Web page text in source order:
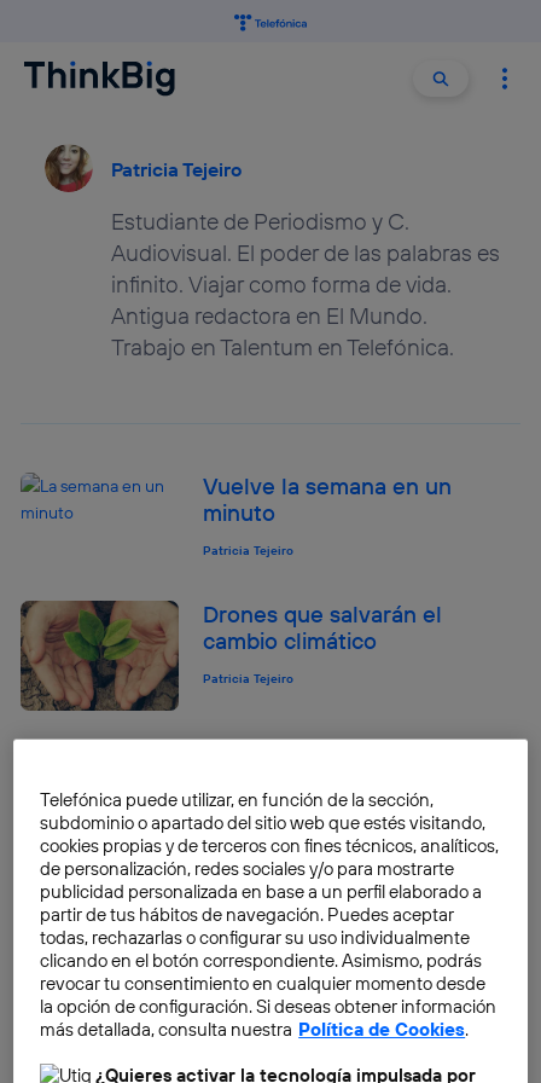
Buscar
Patricia Tejeiro
Estudiante de Periodismo y C.
Audiovisual. El poder de las palabras es
infinito. Viajar como forma de vida.
Antigua redactora en El Mundo.
Trabajo en Talentum en Telefónica.
Vuelve la semana en un
minuto
Patricia Tejeiro
Drones que salvarán el
cambio climático
Patricia Tejeiro
la escuela de programación
francesa “42”
Patricia Tejeiro
El Big Data como la mejor
arma para la transformación
digital
Patricia Tejeiro
Telefónica puede utilizar, en función de la sección,
subdominio o apartado del sitio web que estés visitando,
cookies propias y de terceros con fines técnicos, analíticos,
de personalización, redes sociales y/o para mostrarte
publicidad personalizada en base a un perfil elaborado a
partir de tus hábitos de navegación. Puedes aceptar
todas, rechazarlas o configurar su uso individualmente
clicando en el botón correspondiente. Asimismo, podrás
revocar tu consentimiento en cualquier momento desde
la opción de configuración. Si deseas obtener información
más detallada, consulta nuestra Política de Cookies.
¿Quieres activar la tecnología impulsada por